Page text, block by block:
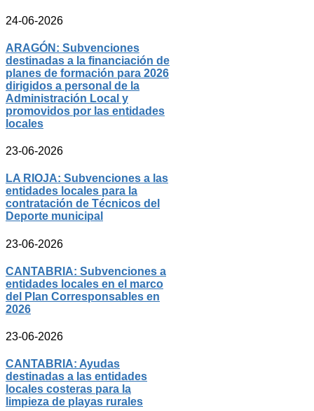
24-06-2026
ARAGÓN: Subvenciones
destinadas a la financiación de
planes de formación para 2026
dirigidos a personal de la
Administración Local y
promovidos por las entidades
locales
23-06-2026
LA RIOJA: Subvenciones a las
entidades locales para la
contratación de Técnicos del
Deporte municipal
23-06-2026
CANTABRIA: Subvenciones a
entidades locales en el marco
del Plan Corresponsables en
2026
23-06-2026
CANTABRIA: Ayudas
destinadas a las entidades
locales costeras para la
limpieza de playas rurales